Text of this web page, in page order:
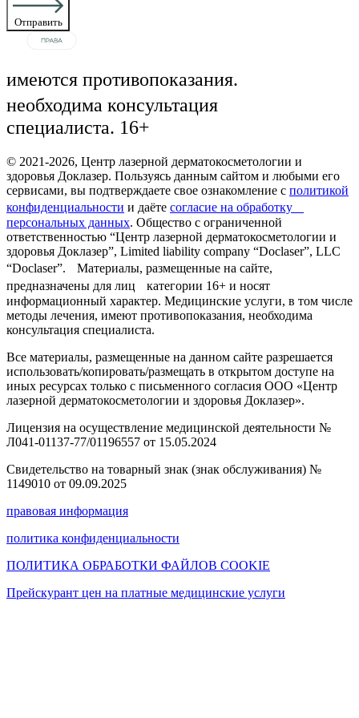
Отправить
имеются противопоказания.
необходима консультация
специалиста. 16+
© 2021-2026, Центр лазерной дерматокосметологии и
здоровья Доклазер. Пользуясь данным сайтом и любыми его
сервисами, вы подтверждаете свое ознакомление с политикой
конфиденциальности и даёте согласие на обработку
персональных данных. Общество с ограниченной
ответственностью “Центр лазерной дерматокосметологии и
здоровья Доклазер”, Limited liability company “Doclaser”, LLC
“Doclaser”. Материалы, размещенные на сайте,
предназначены для лиц категории 16+ и носят
информационный характер. Медицинские услуги, в том числе
методы лечения, имеют противопоказания, необходима
консультация специалиста.
Все материалы, размещенные на данном сайте разрешается
использовать/копировать/размещать в открытом доступе на
иных ресурсах только с письменного согласия ООО «Центр
лазерной дерматокосметологии и здоровья Доклазер».
Лицензия на осуществление медицинской деятельности №
Л041-01137-77/01196557 от 15.05.2024
Свидетельство на товарный знак (знак обслуживания) №
1149010 от 09.09.2025
правовая информация
политика конфиденциальности
ПОЛИТИКА ОБРАБОТКИ ФАЙЛОВ COOKIE
Прейскурант цен на платные медицинские услуги